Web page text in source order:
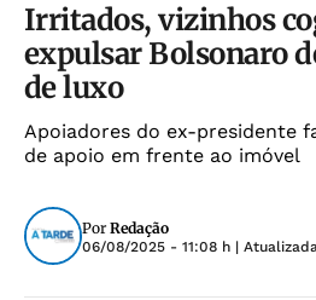
Irritados, vizinhos
expulsar Bolsonaro
de luxo
Apoiadores do ex-presidente
de apoio em frente ao imóvel
Por Redação
06/08/2025 - 11:08 h |